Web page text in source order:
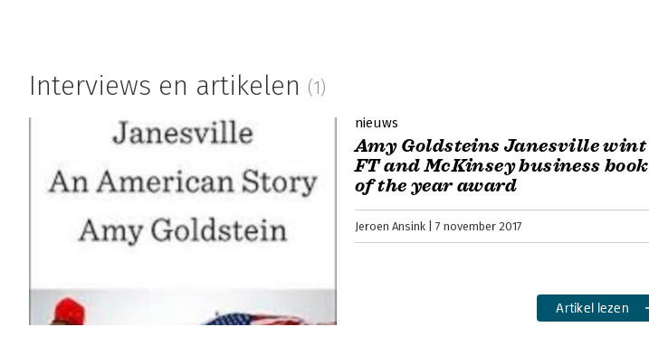
Interviews en artikelen (1)
nieuws
Amy Goldsteins Janesville wint
FT and McKinsey business book
of the year award
Jeroen Ansink 7 november 2017
Artikel lezen